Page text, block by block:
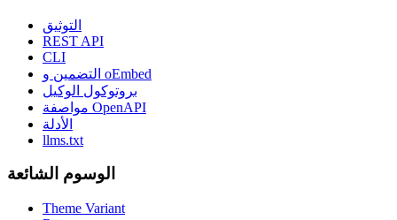
التوثيق
REST API
CLI
التضمين و oEmbed
بروتوكول الوكيل
مواصفة OpenAPI
الأدلة
llms.txt
الوسوم الشائعة
Theme Variant